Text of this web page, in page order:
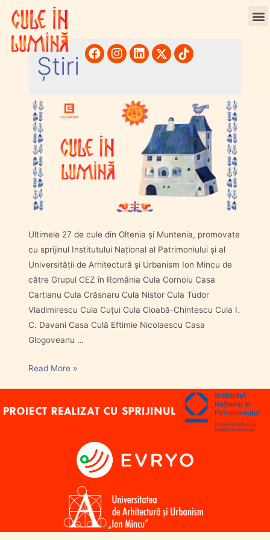
Știri
Ultimele 27 de cule din Oltenia și Muntenia, promovate
cu sprijinul Institutului Național al Patrimoniului și al
Universității de Arhitectură și Urbanism Ion Mincu de
către Grupul CEZ în România Cula Cornoiu Casa
Cartianu Cula Crăsnaru Cula Nistor Cula Tudor
Vladimirescu Cula Cuțui Cula Cioabă-Chintescu Cula I.
C. Davani Casa Culă Eftimie Nicolaescu Casa
Glogoveanu …
Read More »